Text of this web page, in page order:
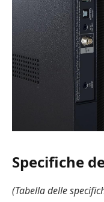
Specifiche
(Tabella delle